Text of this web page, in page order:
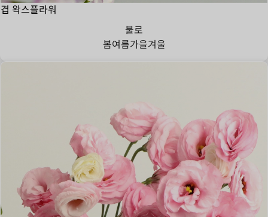
겹 왁스플라워
불로
봄여름가을겨울